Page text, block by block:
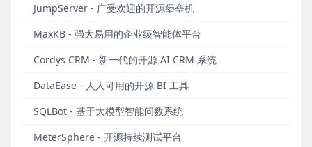
JumpServer - 广受欢迎的开源堡垒机
MaxKB - 强大易用的企业级智能体平台
Cordys CRM - 新一代的开源 AI CRM 系统
DataEase - 人人可用的开源 BI 工具
SQLBot - 基于大模型智能问数系统
MeterSphere - 开源持续测试平台
发布v2.3.0版本。
在MaxKB v2.3.0社区版本中，知识库
标签管理功能；应用方面，新增支持文档标签检索、
满足更为复杂的应用流程需求；资源授权